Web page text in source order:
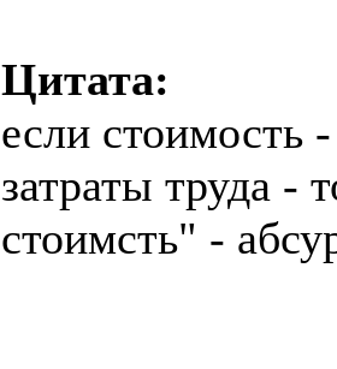
Цитата:
если стоимость
затраты труда -
стоимсть" -